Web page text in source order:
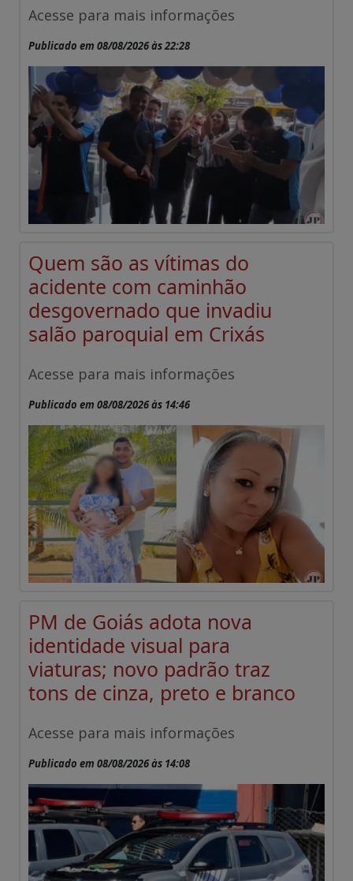
Acesse para mais informações
Publicado em 08/08/2026 às 22:28
Quem são as vítimas do
acidente com caminhão
desgovernado que invadiu
salão paroquial em Crixás
Acesse para mais informações
Publicado em 08/08/2026 às 14:46
PM de Goiás adota nova
identidade visual para
viaturas; novo padrão traz
tons de cinza, preto e branco
Acesse para mais informações
Publicado em 08/08/2026 às 14:08